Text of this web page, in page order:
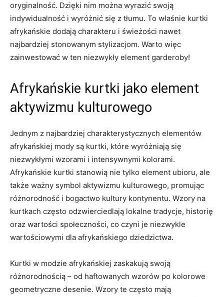
oryginalność. Dzięki nim można wyrazić swoją
indywidualność i⁤ wyróżnić się z tłumu. To właśnie kurtki
afrykańskie dodają charakteru ‍i świeżości nawet
najbardziej stonowanym stylizacjom. ​Warto więc
zainwestować w ten niezwykły element garderoby!
Afrykańskie kurtki jako ​element
aktywizmu kulturowego
Jednym z najbardziej charakterystycznych elementów
afrykańskiej mody są kurtki, które wyróżniają się
niezwykłymi wzorami i intensywnymi kolorami.
Afrykańskie kurtki stanowią nie tylko element ubioru, ale
także ważny symbol aktywizmu kulturowego, promując
różnorodność i bogactwo kultury kontynentu. Wzory ‍na
kurtkach często odzwierciedlają lokalne tradycje, historię
oraz⁢ wartości⁣ społeczności, co czyni je ⁤niezwykle
wartościowymi⁤ dla⁤ afrykańskiego dziedzictwa.
Kurtki w modzie afrykańskiej zaskakują swoją
różnorodnością – od haftowanych wzorów ​po kolorowe⁤
geometryczne desenie. Wzory te często ‌mają